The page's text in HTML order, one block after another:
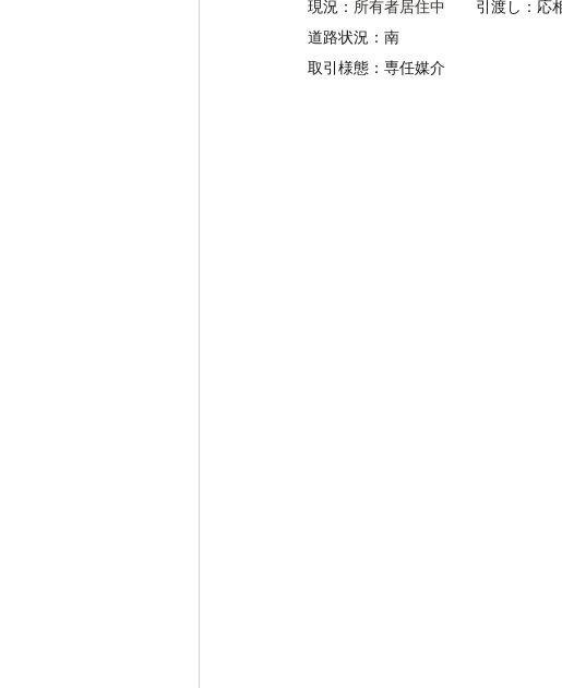
現況： 所有者居住中
引渡し：応
道路状況：南
取引様態： 専任媒介